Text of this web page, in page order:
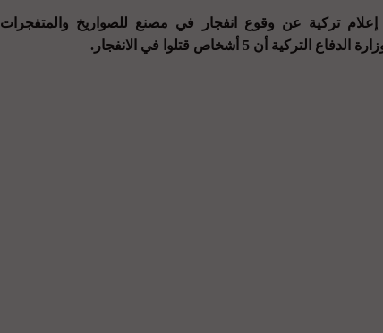
تركية عن وقوع انفجار في مصنع للصواريخ والمتفجرات
أن 5 أشخاص قتلوا في الانفجار.